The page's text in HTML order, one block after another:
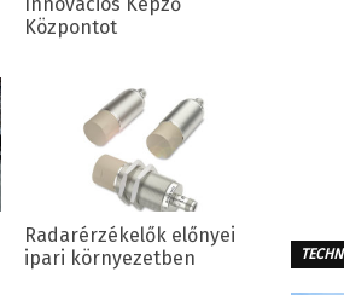
Innovációs Képző
Központot
Radarérzékelők előnyei
ipari környezetben